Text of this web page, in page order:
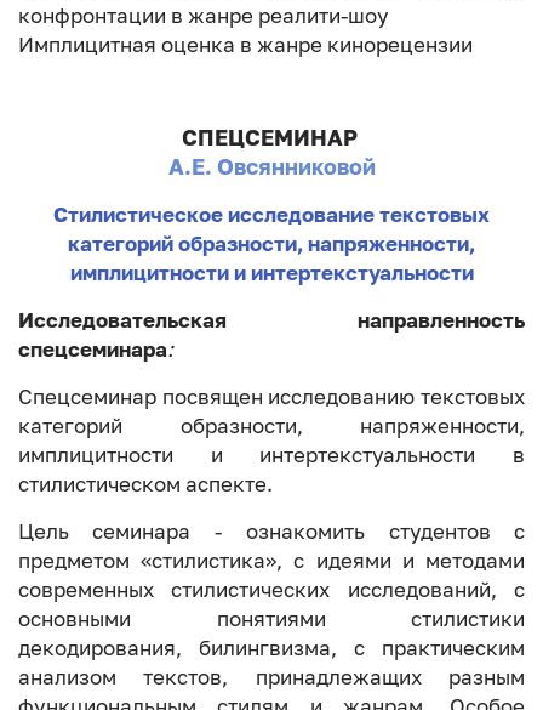
конфронтации в жанре реалити-шоу
Имплицитная оценка в жанре кинорецензии
СПЕЦСЕМИНАР
А.Е. Овсянниковой
Стилистическое исследование текстовых
категорий образности, напряженности,
имплицитности и интертекстуальности
Исследовательская направленность
спецсеминара:
Спецсеминар посвящен исследованию текстовых
категорий образности, напряженности,
имплицитности и интертекстуальности в
стилистическом аспекте.
Цель семинара - ознакомить студентов с
предметом «стилистика», с идеями и методами
современных стилистических исследований, с
основными понятиями стилистики
декодирования, билингвизма, с практическим
анализом текстов, принадлежащих разным